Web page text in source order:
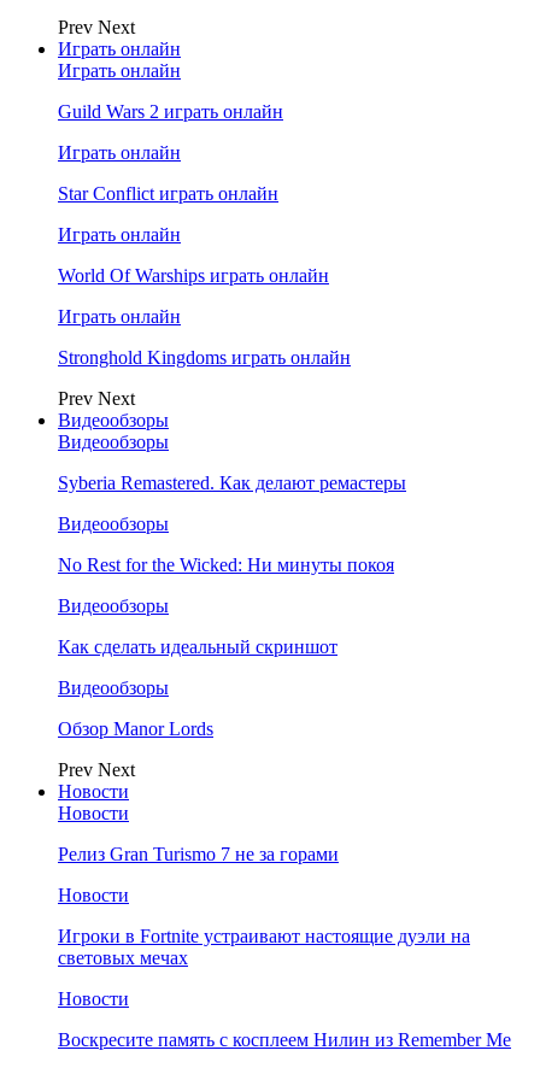
Prev Next
Играть онлайн
Играть онлайн
Guild Wars 2 играть онлайн
Играть онлайн
Star Conflict играть онлайн
Играть онлайн
World Of Warships играть онлайн
Играть онлайн
Stronghold Kingdoms играть онлайн
Prev Next
Видеообзоры
Видеообзоры
Syberia Remastered. Как делают ремастеры
Видеообзоры
No Rest for the Wicked: Ни минуты покоя
Видеообзоры
Как сделать идеальный скриншот
Видеообзоры
Обзор Manor Lords
Prev Next
Новости
Новости
Релиз Gran Turismo 7 не за горами
Новости
Игроки в Fortnite устраивают настоящие дуэли на
световых мечах
Новости
Воскресите память с косплеем Нилин из Remember Me